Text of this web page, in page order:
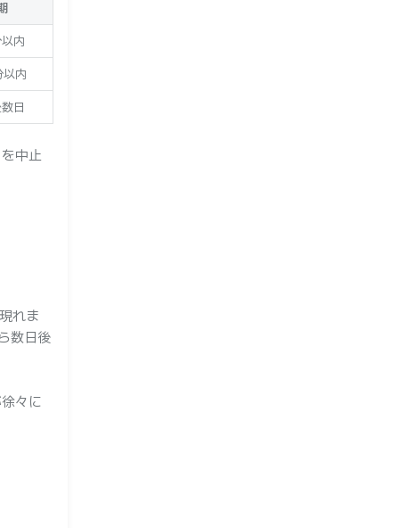
内
内
日
中止
れま
数日後
々に